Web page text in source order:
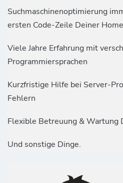
Suchmaschinenoptimierung
ersten Code-Zeile Deiner
Viele Jahre Erfahrung mit
Programmiersprachen
Kurzfristige Hilfe bei Server-
Fehlern
Flexible Betreuung & Wartung
Und sonstige Dinge.